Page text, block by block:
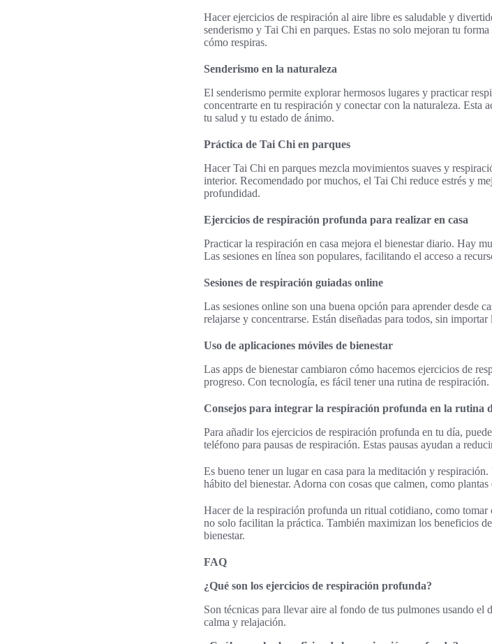
Hacer ejercicios de respiración al aire libre es saludable y
senderismo y Tai Chi en parques. Estas no solo mejoran tu
cómo respiras.
Senderismo en la naturaleza
El senderismo permite explorar hermosos lugares y practicar
concentrarte en tu respiración y conectar con la naturaleza.
tu salud y tu estado de ánimo.
Práctica de Tai Chi en parques
Hacer Tai Chi en parques mezcla movimientos suaves y
interior. Recomendado por muchos, el Tai Chi reduce estrés y
profundidad.
Ejercicios de respiración profunda para realizar en casa
Practicar la respiración en casa mejora el bienestar diario. Hay
Las sesiones en línea son populares, facilitando el acceso a
Sesiones de respiración guiadas online
Las sesiones online son una buena opción para aprender desde
relajarse y concentrarse. Están diseñadas para todos, sin
Uso de aplicaciones móviles de bienestar
Las apps de bienestar cambiaron cómo hacemos ejercicios de
progreso. Con tecnología, es fácil tener una rutina de
Consejos para integrar la respiración profunda en la rutina
Para añadir los ejercicios de respiración profunda en tu día,
teléfono para pausas de respiración. Estas pausas ayudan a
Es bueno tener un lugar en casa para la meditación y
hábito del bienestar. Adorna con cosas que calmen, como
Hacer de la respiración profunda un ritual cotidiano, como tomar
no solo facilitan la práctica. También maximizan los beneficios
bienestar.
FAQ
¿Qué son los ejercicios de respiración profunda?
Son técnicas para llevar aire al fondo de tus pulmones usando
calma y relajación.